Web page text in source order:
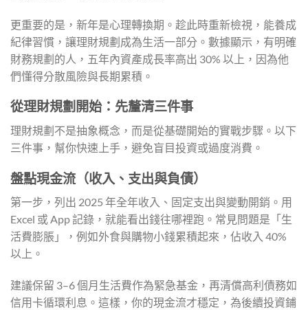
更重要的是，新年是心理轉換期。趁此時重新檢視，能養成
紀律習慣，讓理財規劃成為生活一部分。數據顯示，有明確
財務規劃的人，五年內資產成長率高出 30% 以上，因為他
們懂得分散風險與長期累積。
從理財規劃開始：先釐清三件事
理財規劃不是抽象概念，而是從基礎開始的實戰步驟。以下
三件事，幫你快速上手，避免盲目投資或過度消費。
盤點現金流（收入、支出與負債）
第一步，列出 2025 年全年收入、固定支出與變動開銷。用
Excel 或 App 記錄，就能看出錢往哪裡跑。常見問題是「生
活費膨脹」，例如外食與購物小錢累積起來，佔收入 40%
以上。
建議保留 3–6 個月生活費作為緊急基金，再清償高利債務如
信用卡循環利息。這樣，你的現金流才穩定，為後續投資鋪